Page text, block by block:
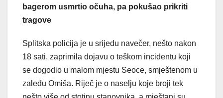
bagerom usmrtio očuha, pa pokušao prikriti
tragove
Splitska policija je u srijedu navečer, nešto nakon
18 sati, zaprimila dojavu o teškom incidentu koji
se dogodio u malom mjestu Seoce, smještenom u
zaleđu Omiša. Riječ je o naselju koje broji tek